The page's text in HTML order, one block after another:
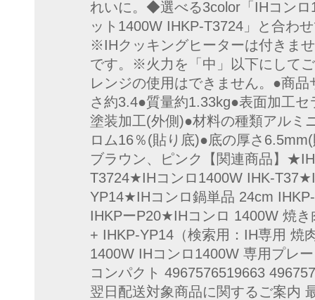
れいに。◆選べる3color「IHコン
ット1400W IHKP-T3724」と合わ
※IHクッキングヒーターは付きま
です。※火力を「中」以下にして
レンジの使用はできません。●商
さ約3.4●質量約1.33kg●表面加工
塗装加工(外側)●材料の種類アルミ
ロム16％(貼り底)●底の厚さ
ブラウン、ピンク【関連商品】
T3724★IHコンロ1400W IHK-
YP14★IHコンロ鍋単品 24cm
IHKPーP20★IHコンロ 1400W 焼
+ IHKP-YP14（検索用：IH専用 焼
1400W IHコンロ1400W 専用プレ
コンパクト 4967576519663
翌日配送対象商品に関するご案内